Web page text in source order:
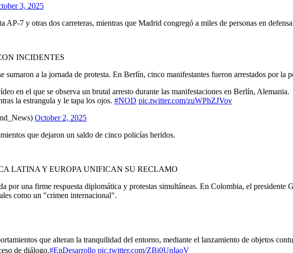
3, 2025
AP-7 y otras dos carreteras, mientras que Madrid congregó a miles de personas en
INCIDENTES
sumaron a la jornada de protesta. En Berlín, cinco manifestantes fueron arrestados por
en el que se observa un brutal arresto durante las manifestaciones en Berlín, Alemania.
la estrangula y le tapa los ojos. #NOD pic.twitter.com/zuWPhZJVov
October 2, 2025
que dejaron un saldo de cinco policías heridos.
LATINA Y EUROPA UNIFICAN SU RECLAMO
por una firme respuesta diplomática y protestas simultáneas. En Colombia, el
como un "crimen internacional".
que alteran la tranquilidad del entorno, mediante el lanzamiento de objetos
de diálogo.#EnDesarrollo pic.twitter.com/ZBi0UnIaoV